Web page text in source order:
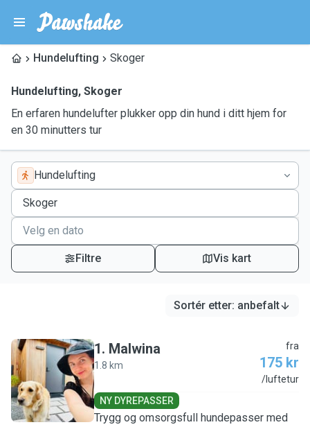
Hundelufting Skoger
Hundelufting, Skoger
En erfaren hundelufter plukker opp din hund i ditt hjem for
en 30 minutters tur
Hundelufting
Filtre Vis kart
Sortér etter: anbefalt
M
1. Malwina
1.8 km
fra
175 kr
/luftetur
NY DYREPASSER
Trygg og omsorgsfull hundepasser med